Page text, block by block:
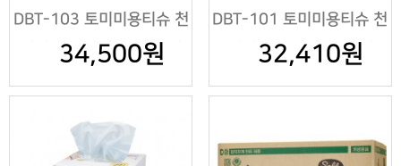
DBT-103 토미미용티슈 천
연펄프 280매X3개X8팩
34,500원
DBT-101 토미미용티슈 천
연펄프 180매 X 30개
32,410원